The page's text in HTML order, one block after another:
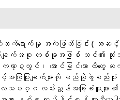
ောက်မှု အကဲဖြတ်ခြင်း ( အဆင့် 5)
က်အစု တစ်ခုအဖြစ် သင်၏ သုံး
ဍတွင်၊ အောင်မြင်သော ထိတွေ့
ြံပြုချက်များကို မည်သို့ဖွဲ့စည်းပုံအက
သမဂ္ဂ လမ်းညွှန်အခြေခံမူများ